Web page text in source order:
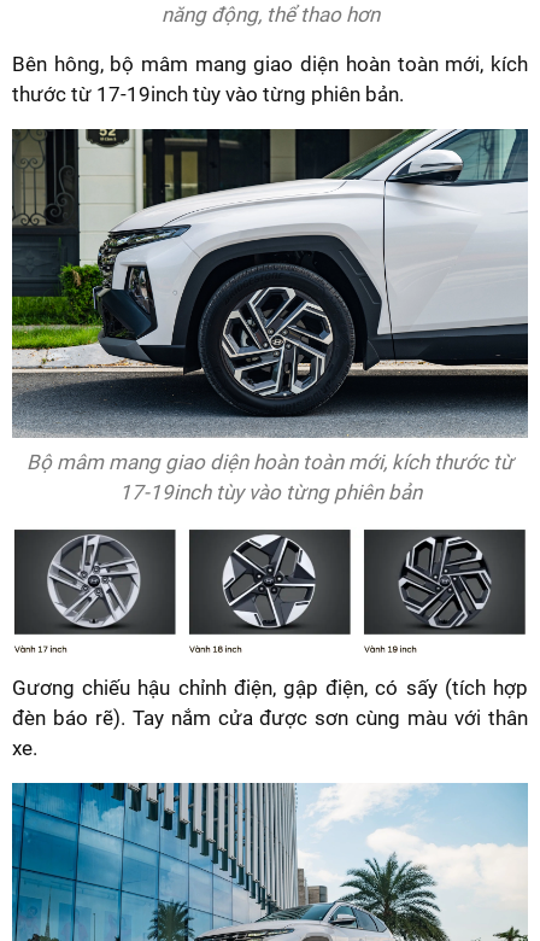
năng động, thể thao hơn
Bên hông, bộ mâm mang giao diện hoàn toàn mới, kích
thước từ 17-19inch tùy vào từng phiên bản.
Bộ mâm mang giao diện hoàn toàn mới, kích thước từ
17-19inch tùy vào từng phiên bản
Gương chiếu hậu chỉnh điện, gập điện, có sấy (tích hợp
đèn báo rẽ). Tay nắm cửa được sơn cùng màu với thân
xe.